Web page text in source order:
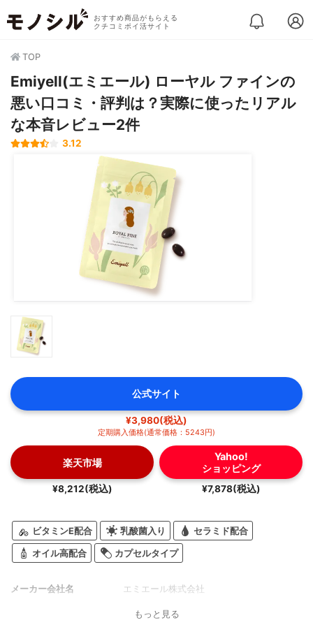
おすすめ商品がもらえる
クチコミポイ活サイト
TOP
Emiyell(エミエール) ローヤル ファインの
悪い口コミ・評判は？実際に使ったリアル
な本音レビュー2件
3.12
公式サイト
¥3,980(税込)
定期購入価格(通常価格：5243円)
楽天市場
¥8,212(税込)
Yahoo!
ショッピング
¥7,878(税込)
ビタミンE配合 乳酸菌入り セラミド配合
オイル高配合 カプセルタイプ
メーカー会社名 エミエール株式会社
もっと見る